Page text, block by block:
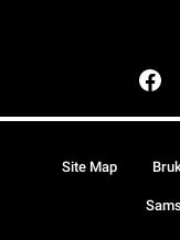
Site Map